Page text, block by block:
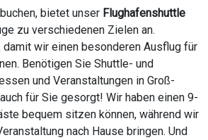
bietet unser Flughafenshuttle
zu verschiedenen Zielen an.
damit wir einen besonderen Ausflug für
Benötigen Sie Shuttle- und
und Veranstaltungen in Groß-
für Sie gesorgt! Wir haben einen 9-
bequem sitzen können, während wir
nach Hause bringen. Und